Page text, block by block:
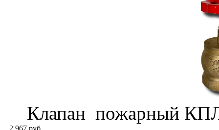
Клапан пожарный